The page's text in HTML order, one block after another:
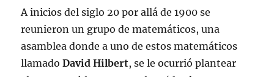
A inicios del siglo 20 por allá de 1900 se
reunieron un grupo de matemáticos, una
asamblea donde a uno de estos matemáticos
llamadoDavid Hilbert, se le ocurrió plantear